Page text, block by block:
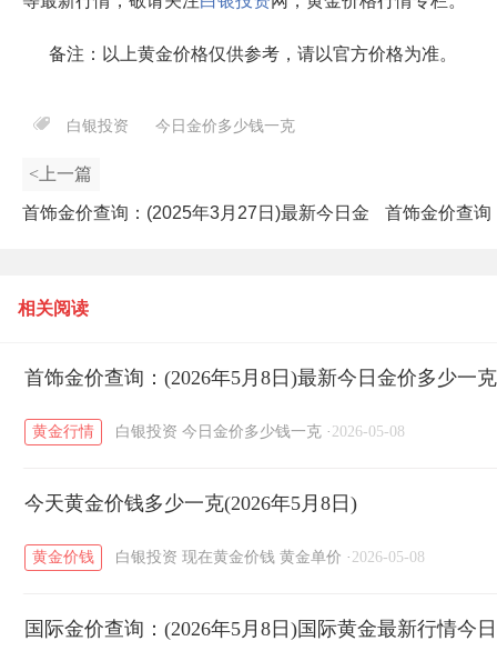
备注：以上黄金价格仅供参考，请以官方价格为准。
白银投资 今日金价多少钱一克
<上一篇
首饰金价查询：(2025年3月27日)最新今日金 首饰金价查询
相关阅读
首饰金价查询：(2026年5月8日)最新今日金价多少一
黄金行情 白银投资 今日金价多少钱一克 · 2026-05-08
今天黄金价钱多少一克(2026年5月8日)
黄金价钱 白银投资 现在黄金价钱 黄金单价 · 2026-05-08
国际金价查询：(2026年5月8日)国际黄金最新行情今